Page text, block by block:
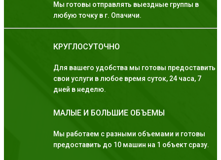
Мы готовы отправлять выездные группы в
любую точку в г. Опачичи.
КРУГЛОСУТОЧНО
Для вашего удобства мы готовы предоставить
свои услуги в любое время суток, 24 часа, 7
дней в неделю.
МАЛЫЕ И БОЛЬШИЕ ОБЪЕМЫ
Мы работаем с разными объемами и готовы
предоставить до 10 машин на 1 объект сразу.